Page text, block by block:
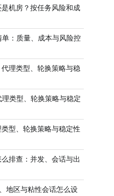
机房？按任务风险和成
：质量、成本与风险控
理类型、轮换策略与稳
类型、轮换策略与稳定
型、轮换策略与稳定性
排查：并发、会话与出
地区与粘性会话怎么设